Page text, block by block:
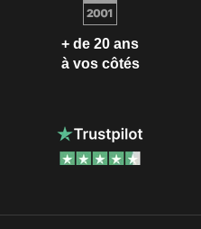
+ de 20 ans
à vos côtés